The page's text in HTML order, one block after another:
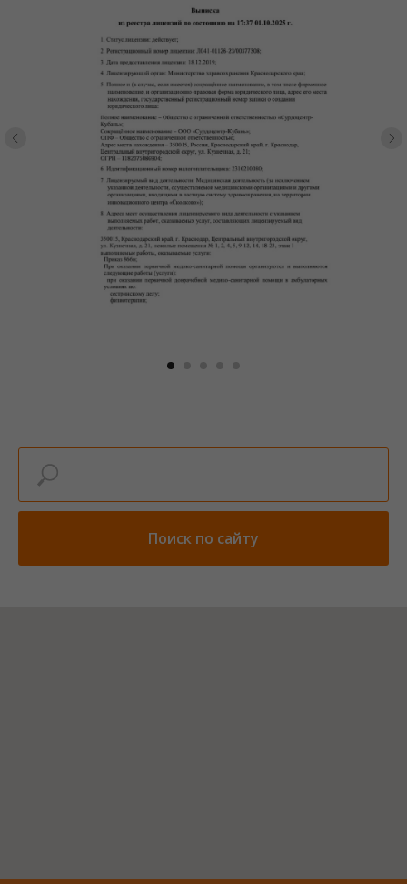
Поиск по сайту